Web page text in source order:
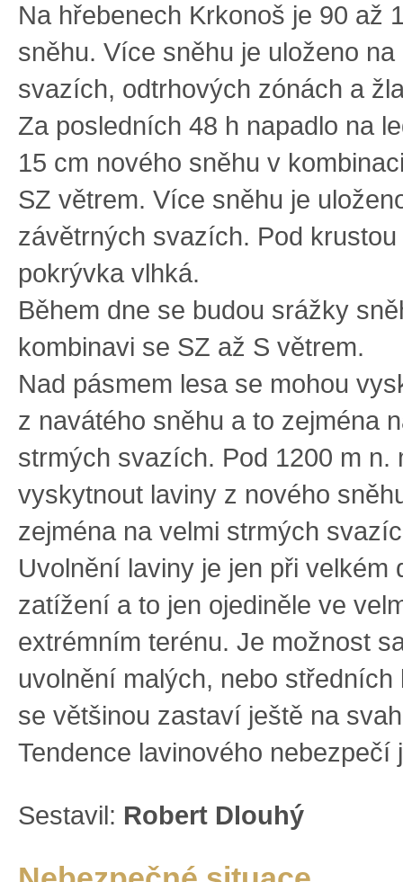
Na hřebenech Krkonoš je 90 až
sněhu. Více sněhu je uloženo
svazích, odtrhových zónách a
Za posledních 48 h napadlo na
15 cm nového sněhu v
SZ větrem. Více sněhu je
závětrných svazích. Pod
pokrývka vlhká.
Během dne se budou srážky
kombinavi se SZ až S větrem.
Nad pásmem lesa se mohou
z navátého sněhu a to zejména
strmých svazích. Pod 1200 m n.
vyskytnout laviny z nového
zejména na velmi strmých
Uvolnění laviny je jen při velkém
zatížení a to jen ojediněle ve
extrémním terénu. Je možnost
uvolnění malých, nebo středních
se většinou zastaví ještě na
Tendence lavinového nebezpečí
Sestavil: Robert Dlouhý